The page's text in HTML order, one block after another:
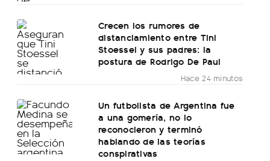
Crecen los rumores de
distanciamiento entre Tini
Stoessel y sus padres: la
postura de Rodrigo De Paul
Hace 24 minutos
Un futbolista de Argentina fue
a una gomería, no lo
reconocieron y terminó
hablando de las teorías
conspirativas